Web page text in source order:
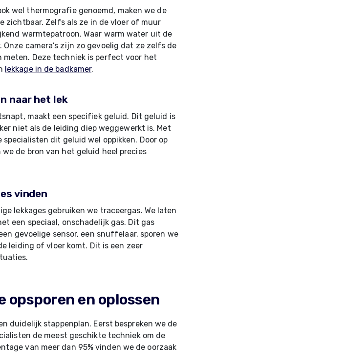
wel thermografie genoemd, maken we de
Zelfs als ze in de vloer of muur
warmtepatroon. Waar warm water uit de
camera’s zijn zo gevoelig dat ze zelfs de
Deze techniek is perfect voor het
lekkage in de badkamer.
naar het lek
maakt een specifiek geluid. Dit geluid is
niet als de leiding diep weggewerkt is. Met
dit geluid wel oppikken. Door op
de bron van het geluid heel precies
vinden
lekkages gebruiken we traceergas. We laten
een speciaal, onschadelijk gas. Dit gas
gevoelige sensor, een snuffelaar, sporen we
leiding of vloer komt. Dit is een zeer
opsporen en oplossen
duidelijk stappenplan. Eerst bespreken we de
de meest geschikte techniek om de
van meer dan 95% vinden we de oorzaak